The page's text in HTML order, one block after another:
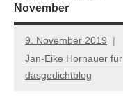
November
9. November 2019
Jan-Eike Hornauer für
dasgedichtblog